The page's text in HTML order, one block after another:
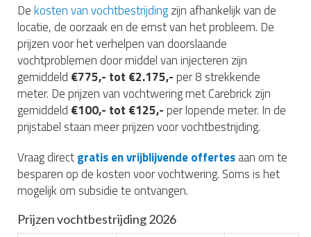
Dekosten van vochtbestrijdingzijn afhankelijk van de
locatie, de oorzaak en de ernst van het probleem. De
prijzen voor het verhelpen van doorslaande
vochtproblemen door middel van injecteren zijn
gemiddeld €775,- tot €2.175,- per 8 strekkende
meter. De prijzen van vochtwering met Carebrick zijn
gemiddeld €100,- tot €125,- per lopende meter. In de
prijstabel staan meer prijzen voor vochtbestrijding.
Vraag directgratis en vrijblijvende offertesaan om te
besparen op de kosten voor vochtwering. Soms is het
mogelijk om subsidie te ontvangen.
Prijzen vochtbestrijding 2026